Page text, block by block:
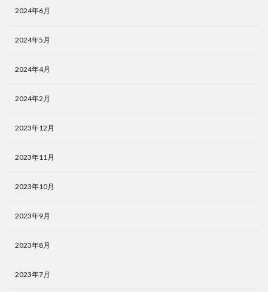
2024年6月
2024年5月
2024年4月
2024年2月
2023年12月
2023年11月
2023年10月
2023年9月
2023年8月
2023年7月